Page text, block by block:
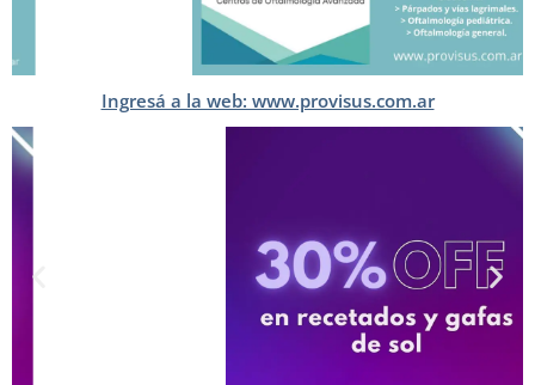
Ingresá a la web: www.provisus.com.ar